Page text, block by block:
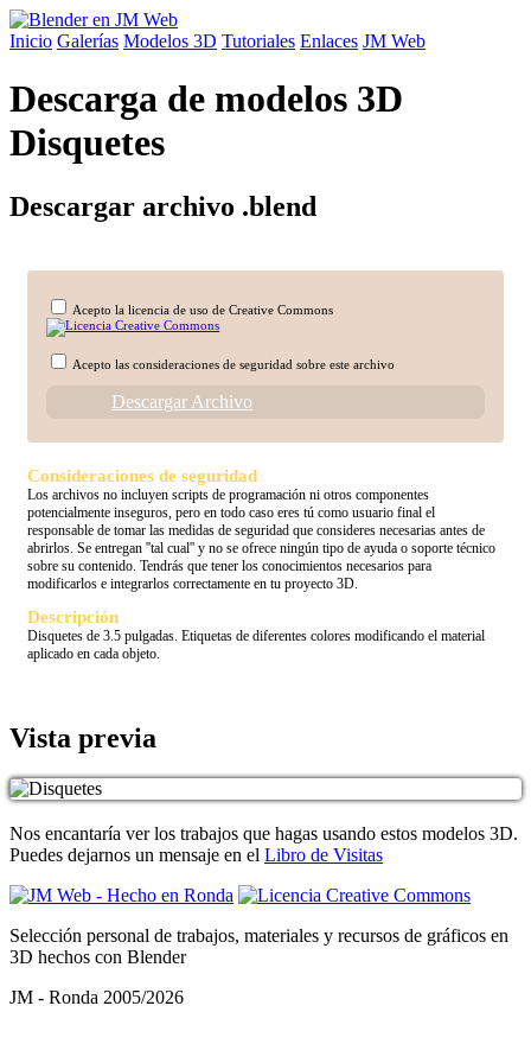
Inicio Galerías Modelos 3D Tutoriales Enlaces JM Web
Descarga de modelos 3D
Disquetes
Descargar archivo .blend
Acepto la licencia de uso de Creative Commons
Acepto las consideraciones de seguridad sobre este archivo
Descargar Archivo
Consideraciones de seguridad
Los archivos no incluyen scripts de programación ni otros componentes
potencialmente inseguros, pero en todo caso eres tú como usuario final el
responsable de tomar las medidas de seguridad que consideres necesarias antes de
abrirlos. Se entregan ''tal cual'' y no se ofrece ningún tipo de ayuda o soporte técnico
sobre su contenido. Tendrás que tener los conocimientos necesarios para
modificarlos e integrarlos correctamente en tu proyecto 3D.
Descripción
Disquetes de 3.5 pulgadas. Etiquetas de diferentes colores modificando el material
aplicado en cada objeto.
Vista previa
Nos encantaría ver los trabajos que hagas usando estos modelos 3D.
Puedes dejarnos un mensaje en el Libro de Visitas
Selección personal de trabajos, materiales y recursos de gráficos en
3D hechos con Blender
JM - Ronda 2005/2026